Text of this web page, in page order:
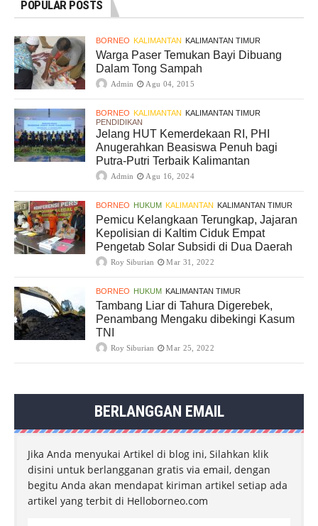
POPULAR POSTS
BORNEO KALIMANTAN KALIMANTAN TIMUR
Warga Paser Temukan Bayi Dibuang
Dalam Tong Sampah
Admin Agu 04, 2015
BORNEO KALIMANTAN KALIMANTAN TIMUR
PENDIDIKAN
Jelang HUT Kemerdekaan RI, PHI
Anugerahkan Beasiswa Penuh bagi
Putra-Putri Terbaik Kalimantan
Admin Agu 16, 2024
BORNEO HUKUM KALIMANTAN KALIMANTAN TIMUR
Pemicu Kelangkaan Terungkap, Jajaran
Kepolisian di Kaltim Ciduk Empat
Pengetab Solar Subsidi di Dua Daerah
Roy Siburian Mar 31, 2022
BORNEO HUKUM KALIMANTAN TIMUR
Tambang Liar di Tahura Digerebek,
Penambang Mengaku dibekingi Kasum
TNI
Roy Siburian Mar 25, 2022
BERLANGGAN EMAIL
Jika Anda menyukai Artikel di blog ini, Silahkan klik
disini untuk berlangganan gratis via email, dengan
begitu Anda akan mendapat kiriman artikel setiap ada
artikel yang terbit di Helloborneo.com